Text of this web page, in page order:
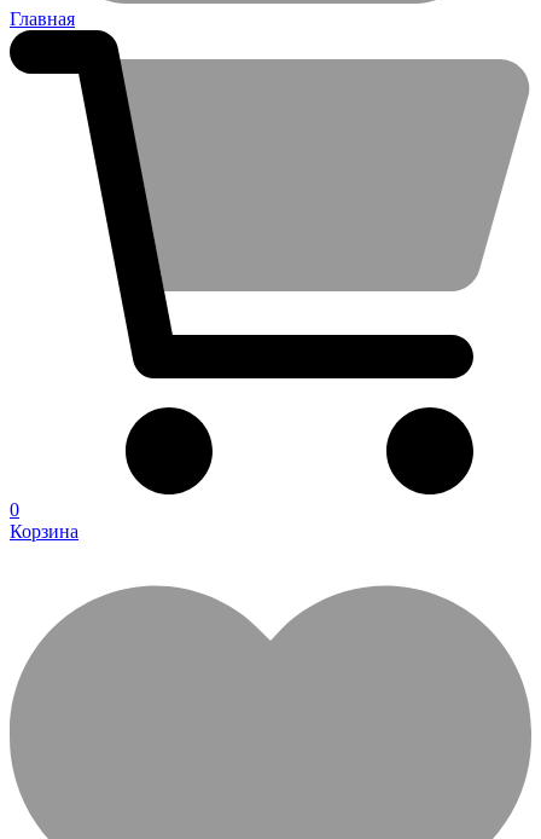
Главная
0
Корзина